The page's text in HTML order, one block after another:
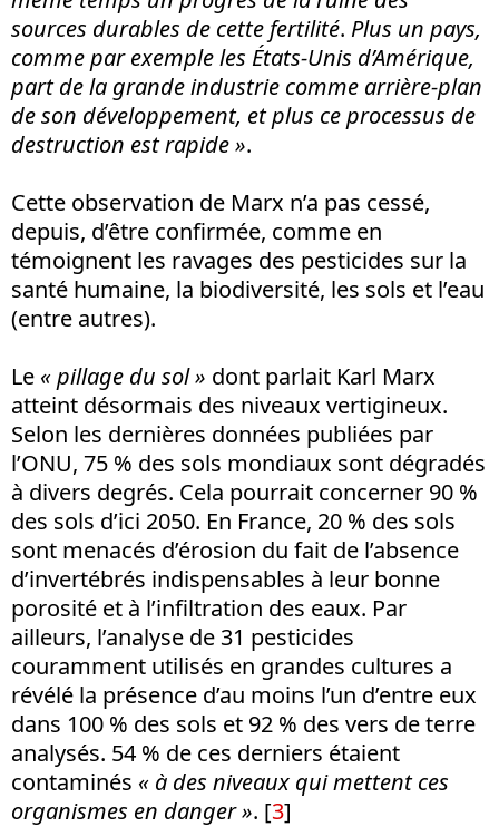
sources durables de cette fertilité. Plus un pays,
comme par exemple les États-Unis d’Amérique,
part de la grande industrie comme arrière-plan
de son développement, et plus ce processus de
destruction est rapide ».
Cette observation de Marx n’a pas cessé,
depuis, d’être confirmée, comme en
témoignent les ravages des pesticides sur la
santé humaine, la biodiversité, les sols et l’eau
(entre autres).
Le « pillage du sol » dont parlait Karl Marx
atteint désormais des niveaux vertigineux.
Selon les dernières données publiées par
l’ONU, 75 % des sols mondiaux sont dégradés
à divers degrés. Cela pourrait concerner 90 %
des sols d’ici 2050. En France, 20 % des sols
sont menacés d’érosion du fait de l’absence
d’invertébrés indispensables à leur bonne
porosité et à l’infiltration des eaux. Par
ailleurs, l’analyse de 31 pesticides
couramment utilisés en grandes cultures a
révélé la présence d’au moins l’un d’entre eux
dans 100 % des sols et 92 % des vers de terre
analysés. 54 % de ces derniers étaient
contaminés « à des niveaux qui mettent ces
organismes en danger». [3]